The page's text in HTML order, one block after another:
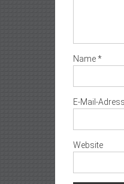
Name*
E-Mail-
Website